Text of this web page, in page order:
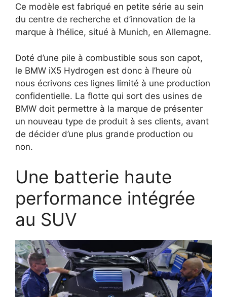
Ce modèle est fabriqué en petite série au sein
du centre de recherche et d’innovation de la
marque à l’hélice, situé à Munich, en Allemagne.
Doté d’une pile à combustible sous son capot,
le BMW iX5 Hydrogen est donc à l’heure où
nous écrivons ces lignes limité à une production
confidentielle. La flotte qui sort des usines de
BMW doit permettre à la marque de présenter
un nouveau type de produit à ses clients, avant
de décider d’une plus grande production ou
non.
Une batterie haute
performance intégrée
au SUV